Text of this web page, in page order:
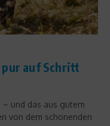
pur auf Schritt
und das aus gutem
von dem schonenden